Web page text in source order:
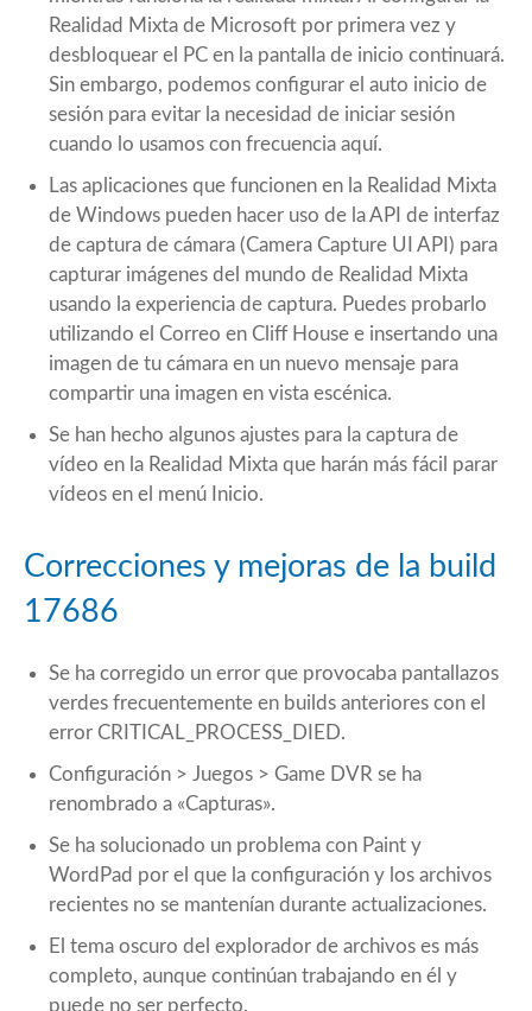
Realidad Mixta de Microsoft por primera vez y
desbloquear el PC en la pantalla de inicio continuará.
Sin embargo, podemos configurar el auto inicio de
sesión para evitar la necesidad de iniciar sesión
cuando lo usamos con frecuencia aquí.
Las aplicaciones que funcionen en la Realidad Mixta
de Windows pueden hacer uso de la API de interfaz
de captura de cámara (Camera Capture UI API) para
capturar imágenes del mundo de Realidad Mixta
usando la experiencia de captura. Puedes probarlo
utilizando el Correo en Cliff House e insertando una
imagen de tu cámara en un nuevo mensaje para
compartir una imagen en vista escénica.
Se han hecho algunos ajustes para la captura de
vídeo en la Realidad Mixta que harán más fácil parar
vídeos en el menú Inicio.
Correcciones y mejoras de la build
17686
Se ha corregido un error que provocaba pantallazos
verdes frecuentemente en builds anteriores con el
error CRITICAL_PROCESS_DIED.
Configuración > Juegos > Game DVR se ha
renombrado a «Capturas».
Se ha solucionado un problema con Paint y
WordPad por el que la configuración y los archivos
recientes no se mantenían durante actualizaciones.
El tema oscuro del explorador de archivos es más
completo, aunque continúan trabajando en él y
puede no ser perfecto.